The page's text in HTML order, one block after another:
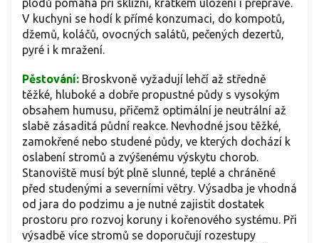
plodů pomáhá při sklizni, krátkém uložení i přepravě.
V kuchyni se hodí k přímé konzumaci, do kompotů,
džemů, koláčů, ovocných salátů, pečených dezertů,
pyré i k mražení.
Pěstování: Broskvoně vyžadují lehčí až středně
těžké, hluboké a dobře propustné půdy s vysokým
obsahem humusu, přičemž optimální je neutrální až
slabě zásaditá půdní reakce. Nevhodné jsou těžké,
zamokřené nebo studené půdy, ve kterých dochází k
oslabení stromů a zvýšenému výskytu chorob.
Stanoviště musí být plně slunné, teplé a chráněné
před studenými a severními větry. Výsadba je vhodná
od jara do podzimu a je nutné zajistit dostatek
prostoru pro rozvoj koruny i kořenového systému. Při
výsadbě více stromů se doporučují rozestupy